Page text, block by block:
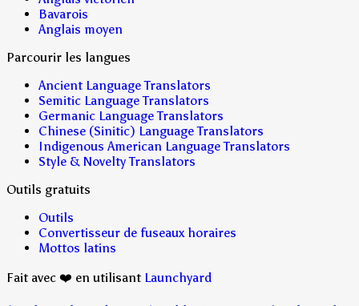
Bavarois
Anglais moyen
Parcourir les langues
Ancient Language Translators
Semitic Language Translators
Germanic Language Translators
Chinese (Sinitic) Language Translators
Indigenous American Language Translators
Style & Novelty Translators
Outils gratuits
Outils
Convertisseur de fuseaux horaires
Mottos latins
Fait avec ❤️ en utilisant Launchyard